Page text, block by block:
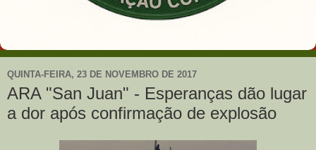
QUINTA-FEIRA, 23 DE NOVEMBRO DE 2017
ARA "San Juan" - Esperanças dão lugar
a dor após confirmação de explosão